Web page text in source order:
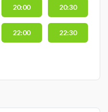
20:00 20:30
22:00 22:30